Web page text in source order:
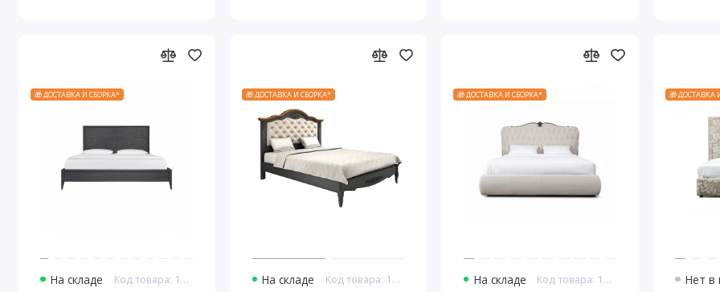
🎁 ДОСТАВКА И СБОРКА*
На складе Код товара: 10835
🎁 ДОСТАВКА И СБОРКА*
На складе Код товара: 10998
🎁 ДОСТАВКА И СБОРКА*
На складе Код товара: 11047
🎁 ДОСТАВКА
Нет в